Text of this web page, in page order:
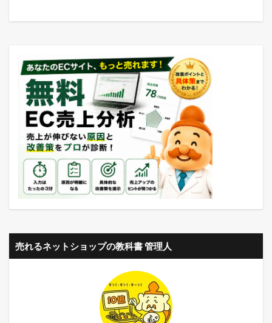
売れるネットショップの教科書 管理人